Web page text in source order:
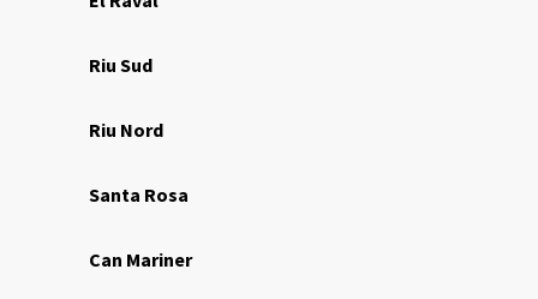
Riu Sud
Riu Nord
Santa Rosa
Can Mariner